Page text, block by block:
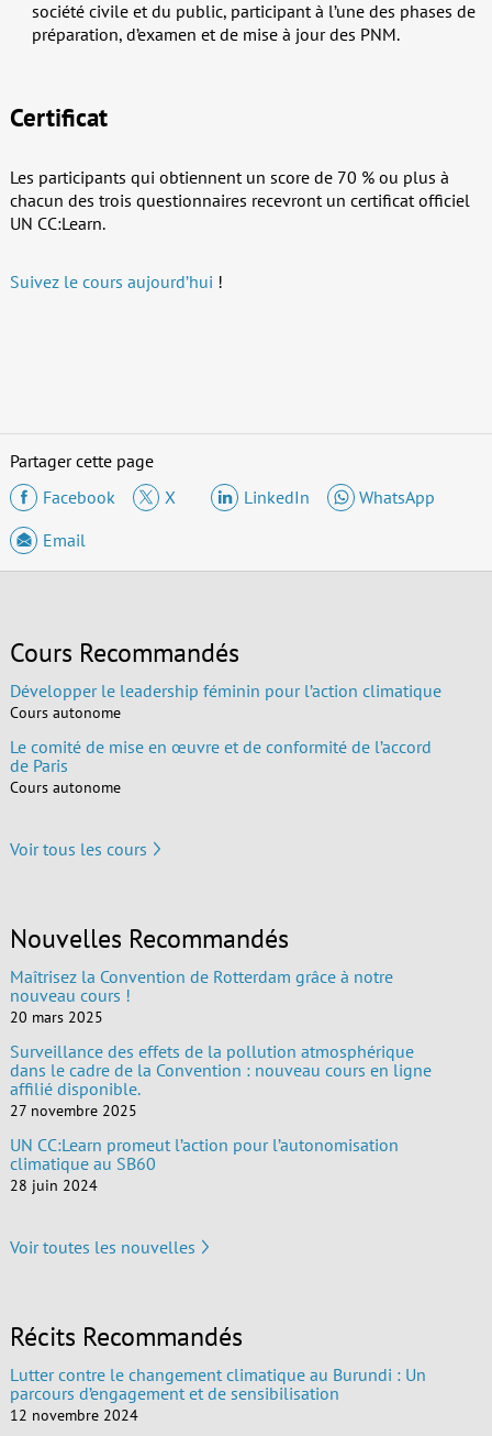
société civile et du public, participant à l’une des phases de
préparation, d’examen et de mise à jour des PNM.
Certificat
Les participants qui obtiennent un score de 70 % ou plus à
chacun des trois questionnaires recevront un certificat officiel
UN CC:Learn.
Suivez le cours aujourd’hui !
Partager cette page
Facebook
X LinkedIn
WhatsApp
Email
Cours Recommandés
Développer le leadership féminin pour l’action climatique
Cours autonome
Le comité de mise en œuvre et de conformité de l’accord
de Paris
Cours autonome
Voir tous les cours
Nouvelles Recommandés
Maîtrisez la Convention de Rotterdam grâce à notre
nouveau cours !
20 mars 2025
Surveillance des effets de la pollution atmosphérique
dans le cadre de la Convention : nouveau cours en ligne
affilié disponible.
27 novembre 2025
UN CC:Learn promeut l’action pour l’autonomisation
climatique au SB60
28 juin 2024
Voir toutes les nouvelles
Récits Recommandés
Lutter contre le changement climatique au Burundi : Un
parcours d’engagement et de sensibilisation
12 novembre 2024